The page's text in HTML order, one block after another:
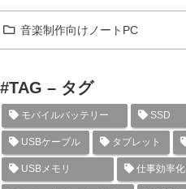
音楽制作向けノートPC
#TAG – タグ
モバイルバッテリー SSD
USBケーブル タブレット
USBメモリ 仕事効率化